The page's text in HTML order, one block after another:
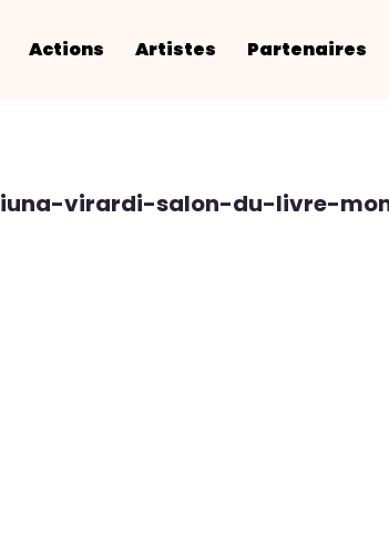
Actions Artistes Partenaires
virardi-salon-du-livre-